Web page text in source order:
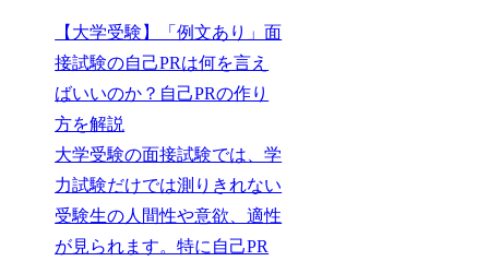
【大学受験】「例文あり」面
接試験の自己PRは何を言え
ばいいのか？自己PRの作り
方を解説
大学受験の面接試験では、学
力試験だけでは測りきれない
受験生の人間性や意欲、適性
が見られます。特に自己PR